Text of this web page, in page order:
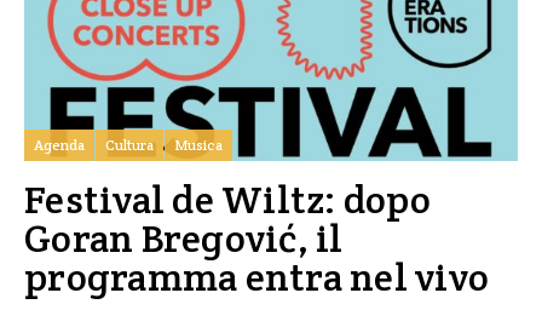
Agenda Cultura Musica
Festival de Wiltz: dopo
Goran Bregović, il
programma entra nel vivo